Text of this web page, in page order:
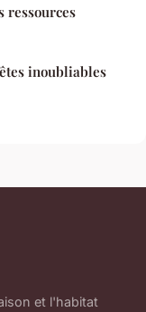
ressources
inoubliables
et l'habitat